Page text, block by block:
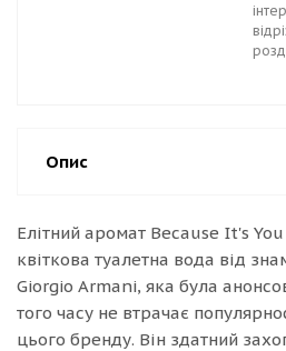
Опис
Елітний аромат Because It's
квіткова туалетна вода від
Giorgio Armani, яка була
того часу не втрачає
цього бренду. Він здатний